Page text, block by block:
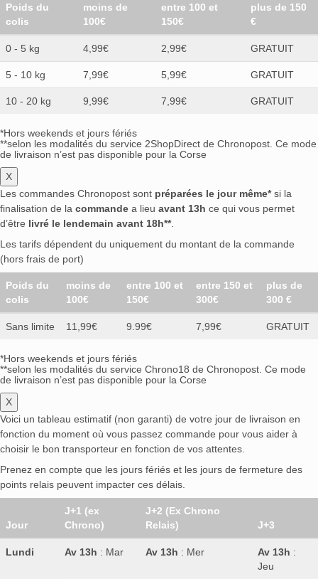
Poids du
colis
moins de
100€
entre 100 et
150€
plus de 150
€
0 - 5 kg 4,99€ 2,99€ GRATUIT
5 - 10 kg 7,99€ 5,99€ GRATUIT
10 - 20 kg 9,99€ 7,99€ GRATUIT
*Hors weekends et jours fériés
**selon les modalités du service 2ShopDirect de Chronopost. Ce mode
de livraison n’est pas disponible pour la Corse
X
Les commandes Chronopost sont préparées le jour même*si la
finalisation de la commande a lieu avant 13h ce qui vous permet
d’être livré le lendemain avant 18h**.
Les tarifs dépendent du uniquement du montant de la commande
(hors frais de port)
Poids du
colis
moins de
100€
entre 100 et
150€
entre 150 et
300€
plus de
300 €
Sans limite 11,99€ 9.99€ 7,99€ GRATUIT
*Hors weekends et jours fériés
**selon les modalités du service Chrono18 de Chronopost. Ce mode
de livraison n’est pas disponible pour la Corse
X
Voici un tableau estimatif (non garanti) de votre jour de livraison en
fonction du moment où vous passez commande pour vous aider à
choisir le bon transporteur en fonction de vos attentes.
Prenez en compte que les jours fériés et les jours de fermeture des
points relais peuvent impacter ces délais.
Jour
J+1 (ex
Chrono)
J+2 (Ex Chrono
Relais)
J+3
Lundi Av 13h : Mar Av 13h : Mer Av 13h :
Jeu